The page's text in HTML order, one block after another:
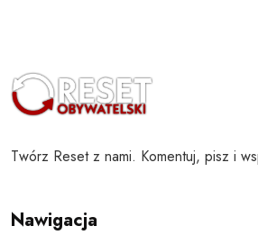
Twórz Reset z nami. Komentuj, pisz i
Nawigacja